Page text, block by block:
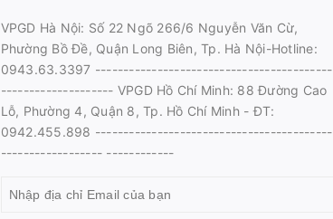
VPGD Hà Nội: Số 22 Ngõ 266/6 Nguyễn Văn Cừ,
Phường Bồ Đề, Quận Long Biên, Tp. Hà Nội-Hotline:
0943.63.3397 ------------------------------------------
-------------------- VPGD Hồ Chí Minh: 88 Đường Cao
Lỗ, Phường 4, Quận 8, Tp. Hồ Chí Minh - ĐT:
0942.455.898 ------------------------------------------
------------------ ------------